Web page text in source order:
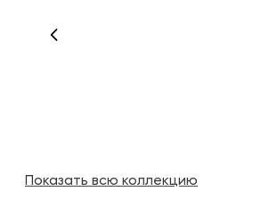
Показать всю коллекцию